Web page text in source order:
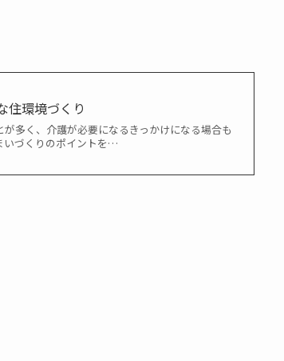
住環境づくり
多く、介護が必要になるきっかけになる場合も
いづくりのポイントを…